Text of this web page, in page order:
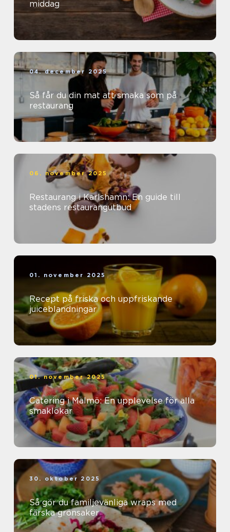
middag
04. december 2025
Så får du din mat att smaka som på
restaurang
06. november 2025
Restaurang i Karlshamn: En guide till
stadens restaurangutbud
01. november 2025
Recept på friska och uppfriskande
juiceblandningar
01. november 2025
Catering i Malmö: En upplevelse för alla
smaklökar
30. oktober 2025
Så gör du familjevänliga wraps med
färska grönsaker